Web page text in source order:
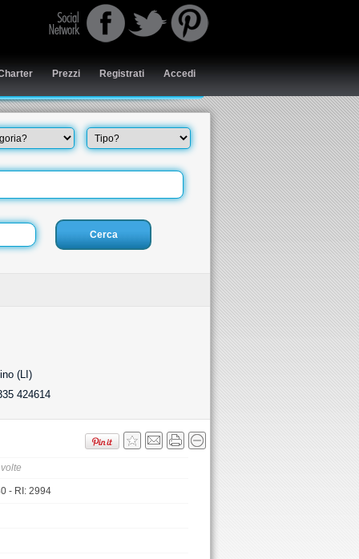
Prezzi Registrati Accedi
(LI)
424614
- RI: 2994